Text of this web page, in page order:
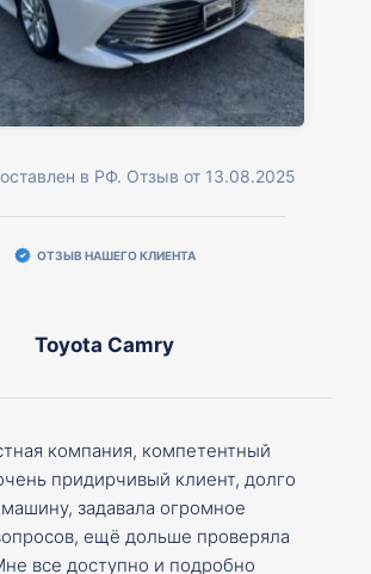
в РФ. Отзыв от 13.08.2025
ОТЗЫВ НАШЕГО КЛИЕНТА
Toyota Camry
компания, компетентный
придирчивый клиент, долго
задавала огромное
ещё дольше проверяла
все доступно и подробно